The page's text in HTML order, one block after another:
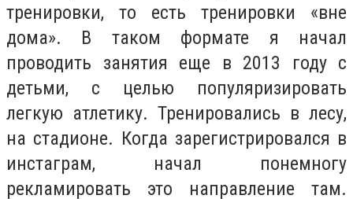
тренировки, то есть тренировки «вне
дома». В таком формате я начал
проводить занятия еще в 2013 году с
детьми, с целью популяризировать
легкую атлетику. Тренировались в лесу,
на стадионе. Когда зарегистрировался в
инстаграм, начал понемногу
рекламировать это направление там.